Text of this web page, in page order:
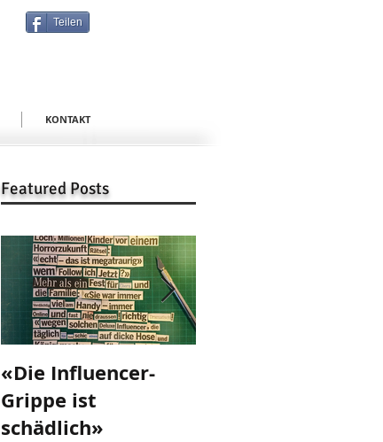
Teilen
KONTAKT
Featured Posts
«Die Influencer-
Grippe ist
schädlich»